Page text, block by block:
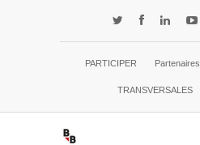
PARTICIPER Partenaires
TRANSVERSALES